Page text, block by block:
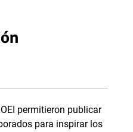
permitieron publicar
para inspirar los